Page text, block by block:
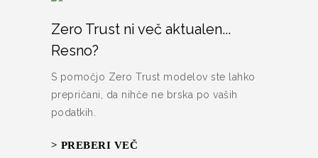
Zero Trust ni več aktualen...
Resno?
S pomočjo Zero Trust modelov ste lahko
prepričani, da nihče ne brska po vaših
podatkih.
> PREBERI VEČ